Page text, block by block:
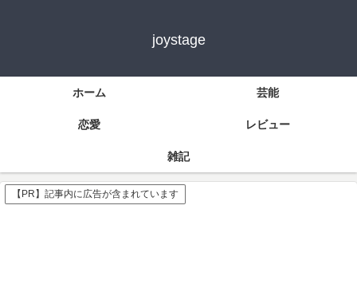
joystage
ホーム 芸能
恋愛 レビュー
雑記
【PR】記事内に広告が含まれています